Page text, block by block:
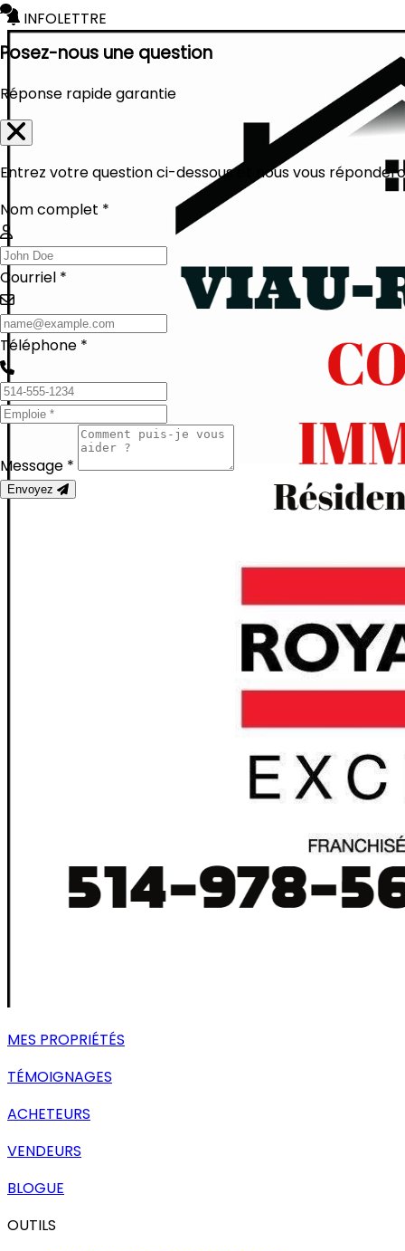
INFOLETTRE
MES PROPRIÉTÉS
TÉMOIGNAGES
ACHETEURS
VENDEURS
BLOGUE
OUTILS
Posez-nous une question
Réponse rapide garantie
Entrez votre question ci-dessous et nous vous
Nom complet *
Courriel *
Téléphone *
Message *
Envoyez